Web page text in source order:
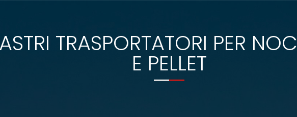
TRASPORTATORI PER
E PELLET